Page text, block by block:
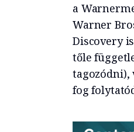
a
Warner
Discovery
tőle
tagozódni),
fog